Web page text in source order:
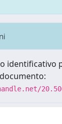
identificativo